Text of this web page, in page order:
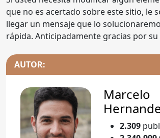
que no es acertado sobre este sitio, le
llegar un mensaje que lo
rápida. Anticipadamente gracias por
AUTOR:
Marcelo
2.309